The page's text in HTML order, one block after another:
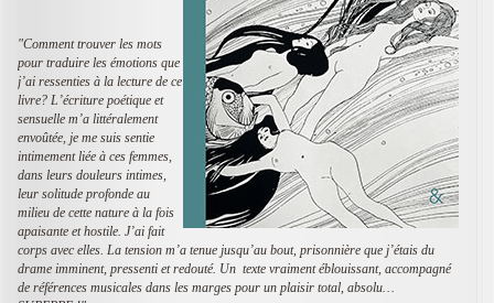
"Comment trouver les mots
pour traduire les émotions que
j’ai ressenties à la lecture de ce
livre? L’écriture poétique et
sensuelle m’a littéralement
envoûtée, je me suis sentie
intimement liée à ces femmes,
dans leurs douleurs intimes,
leur solitude profonde au
milieu de cette nature à la fois
apaisante et hostile. J’ai fait
corps avec elles. La tension m’a tenue jusqu’au bout, prisonnière que j’étais du
drame imminent, pressenti et redouté. Un texte vraiment éblouissant, accompagné
de références musicales dans les marges pour un plaisir total, absolu…